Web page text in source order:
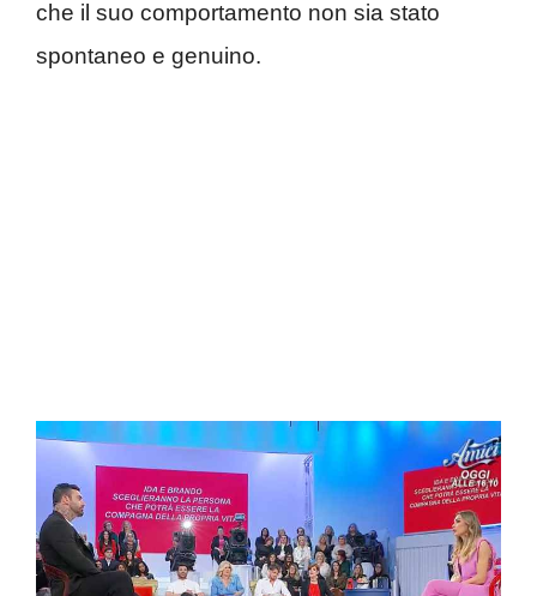
che il suo comportamento non sia stato
spontaneo e genuino.